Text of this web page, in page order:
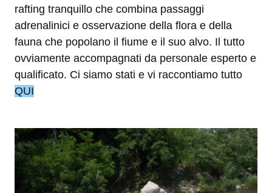
rafting tranquillo che combina passaggi
adrenalinici e osservazione della flora e della
fauna che popolano il fiume e il suo alvo. Il tutto
ovviamente accompagnati da personale esperto e
qualificato. Ci siamo stati e vi raccontiamo tutto
QUI